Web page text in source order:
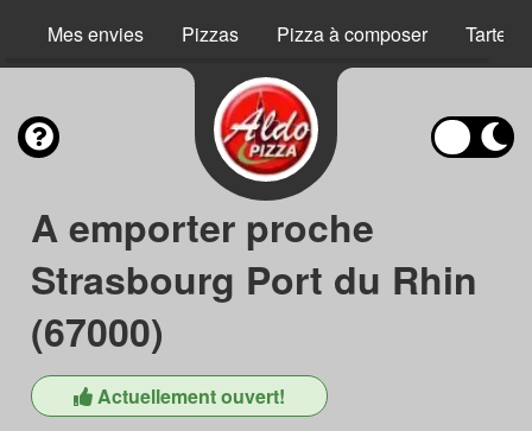
Mes envies Pizzas Pizza à composer Tartes
A emporter proche
Strasbourg Port du Rhin
(67000)
Actuellement ouvert!